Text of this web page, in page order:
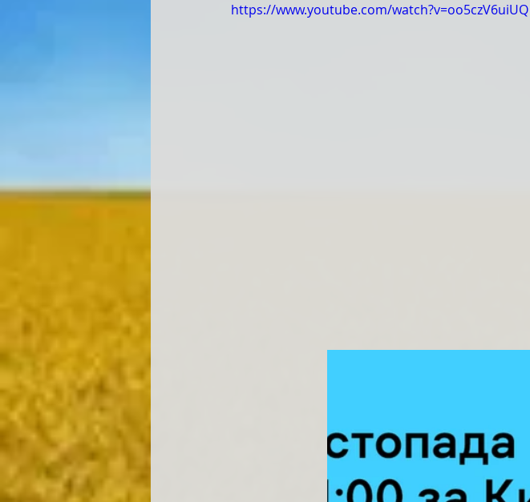
https://www.youtube.com/watch?v=oo5czV6uiUQ